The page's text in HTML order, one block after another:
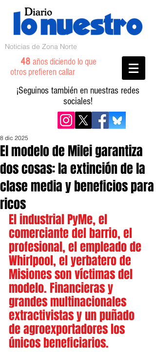
Noticias de Zona Norte
48 años diciendo lo que
otros prefieren callar
¡Seguinos también en nuestras redes
sociales!
El modelo de Milei garantiza
dos cosas: la extinción de la
clase media y beneficios para
ricos
8 dic 2025
El industrial PyMe, el
comerciante del barrio, el
profesional, el empleado de
Whirlpool, el yerbatero de
Misiones son víctimas del
modelo. Financieras y
grandes multinacionales
extractivistas y un puñado
de agroexportadores los
únicos beneficiarios.